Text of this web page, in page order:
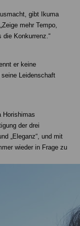
gibt Ikuma
mehr Tempo,
die Konkurrenz.“
er keine
Leidenschaft
Horishimas
der drei
„Eleganz“, und mit
wieder in Frage zu